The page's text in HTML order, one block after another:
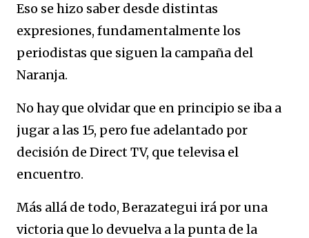
Eso se hizo saber desde distintas
expresiones, fundamentalmente los
periodistas que siguen la campaña del
Naranja.
No hay que olvidar que en principio se iba a
jugar a las 15, pero fue adelantado por
decisión de Direct TV, que televisa el
encuentro.
Más allá de todo, Berazategui irá por una
victoria que lo devuelva a la punta de la